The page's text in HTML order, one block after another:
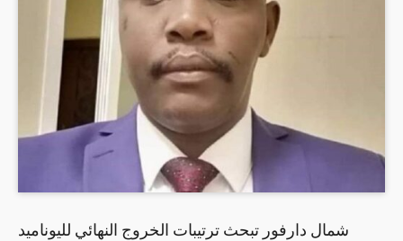
شمال دارفور تبحث ترتيبات الخروج النهائي لليوناميد